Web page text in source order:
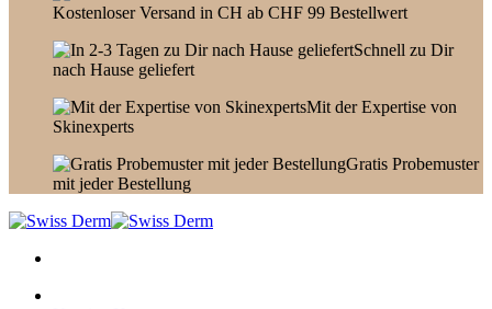
Kostenloser Versand in CH ab CHF 99 Bestellwert
Schnell zu Dir
nach Hause geliefert
Mit der Expertise von
Skinexperts
Gratis Probemuster
mit jeder Bestellung